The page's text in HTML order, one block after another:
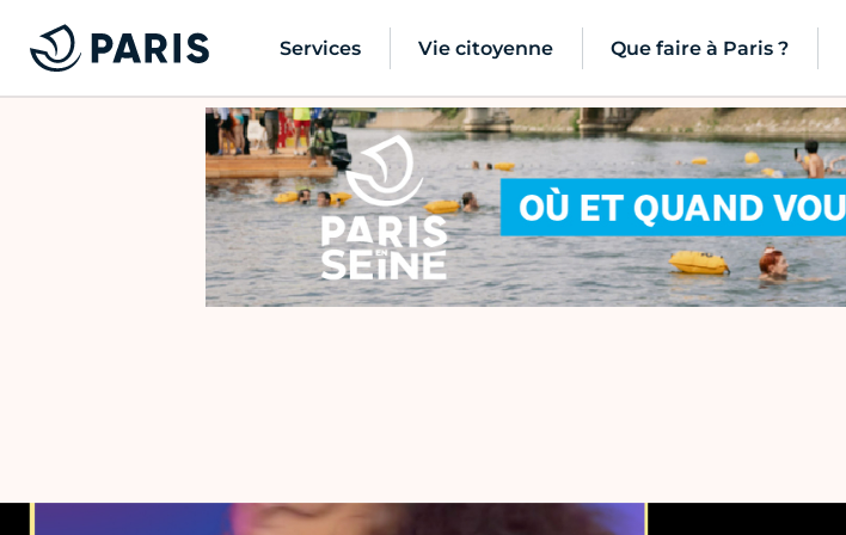
Services Vie citoyenne Que faire à Paris ?